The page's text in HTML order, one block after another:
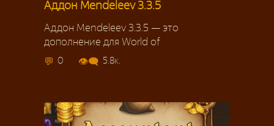
Аддон Mendeleev 3.3.5
Аддон Mendeleev 3.3.5 — это
дополнение для World of
0 5.8к.